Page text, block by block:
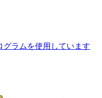
ラムを使用しています